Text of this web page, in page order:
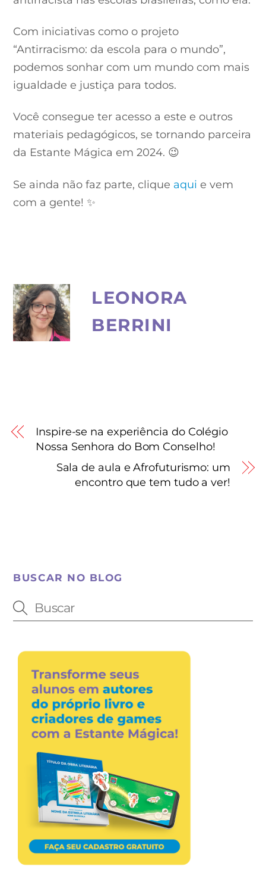
Com iniciativas como o projeto
“Antirracismo: da escola para o mundo”,
podemos sonhar com um mundo com mais
igualdade e justiça para todos.
Você consegue ter acesso a este e outros
materiais pedagógicos, se tornando parceira
da Estante Mágica em 2024. 😉
Se ainda não faz parte, clique aqui e vem
com a gente! ✨
LEONORA
BERRINI
Inspire-se na experiência do Colégio
Nossa Senhora do Bom Conselho!
Sala de aula e Afrofuturismo: um
encontro que tem tudo a ver!
BUSCAR NO BLOG